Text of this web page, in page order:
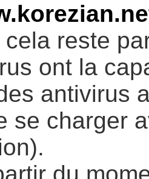
cela reste
ont la
antivirus
se charger